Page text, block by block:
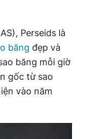
Perseids là
băng đẹp và
băng mỗi giờ
gốc từ sao
vào năm